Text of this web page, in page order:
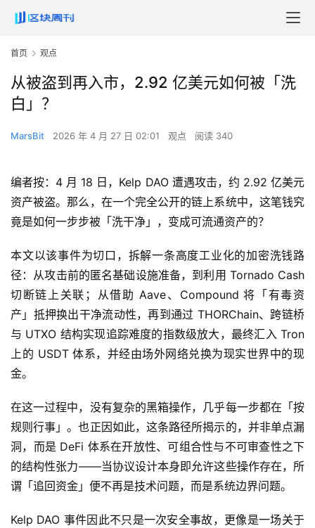
首页 观点
从被盗到再入市，2.92 亿美元如何被「洗
白」？
MarsBit 2026 年 4 月 27 日 02:01 观点 阅读 340
编者按：4 月 18 日，Kelp DAO 遭遇攻击，约 2.92 亿美元
资产被盗。那么，在一个完全公开的链上系统中，这笔钱究
竟是如何一步步被「洗干净」，变成可流通资产的？
本文以该事件为切口，拆解一条高度工业化的加密洗钱路
径：从攻击前的匿名基础设施准备，到利用 Tornado Cash
切断链上关联；从借助 Aave、Compound 将「有毒资
产」抵押换出干净流动性，再到通过 THORChain、跨链桥
与 UTXO 结构实现追踪难度的指数级放大，最终汇入 Tron
上的 USDT 体系，并经由场外网络兑换为现实世界中的现
金。
在这一过程中，没有复杂的黑箱操作，几乎每一步都在「按
规则行事」。也正因如此，这条路径所揭示的，并非单点漏
洞，而是 DeFi 体系在开放性、可组合性与不可审查性之下
的结构性张力——当协议设计本身即允许这些操作存在，所
谓「追回资金」便不再是技术问题，而是系统边界问题。
Kelp DAO 事件因此不只是一次安全事故，更像是一场关于